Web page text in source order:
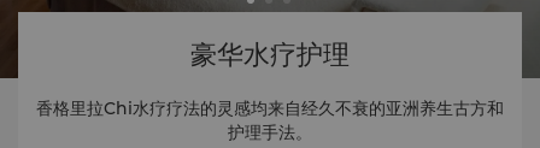
豪华水疗护理
香格里拉Chi水疗疗法的灵感均来自经久不衰的亚洲养生古方和
护理手法。